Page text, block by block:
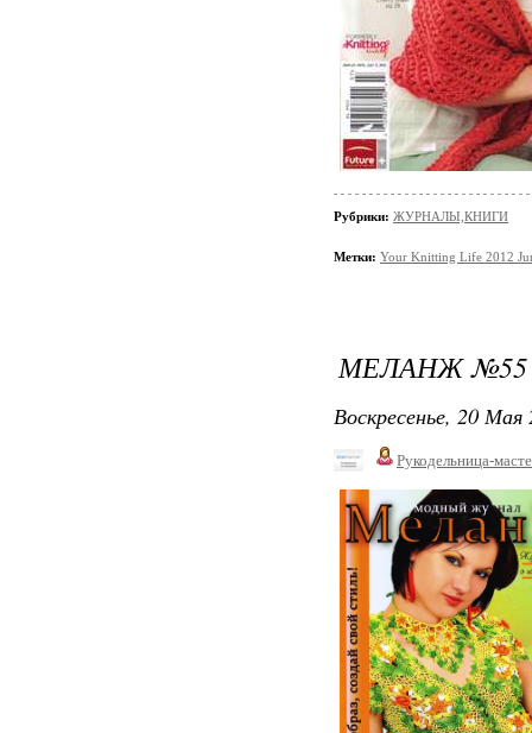
Рубрики: ЖУРНАЛЫ,КНИГИ
Метки: Your Knitting Life 2012
МЕЛАНЖ №55
Воскресенье, 20
Рукодельница-